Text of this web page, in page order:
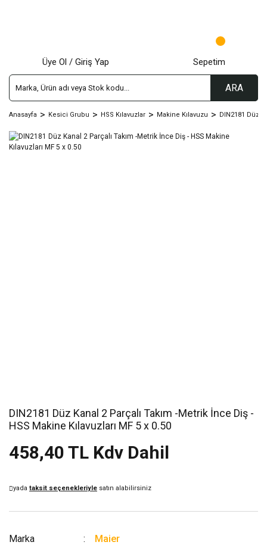
ARA
Üye Ol / Giriş Yap Sepetim
Anasayfa Kesici Grubu HSS Kılavuzlar Makine Kılavuzu DIN2181 Düz
DIN2181 Düz Kanal 2 Parçalı Takım -Metrik İnce Diş -
HSS Makine Kılavuzları MF 5 x 0.50
458,40 TL Kdv Dahil
yada taksit seçenekleriyle satın alabilirsiniz
Marka
Maier